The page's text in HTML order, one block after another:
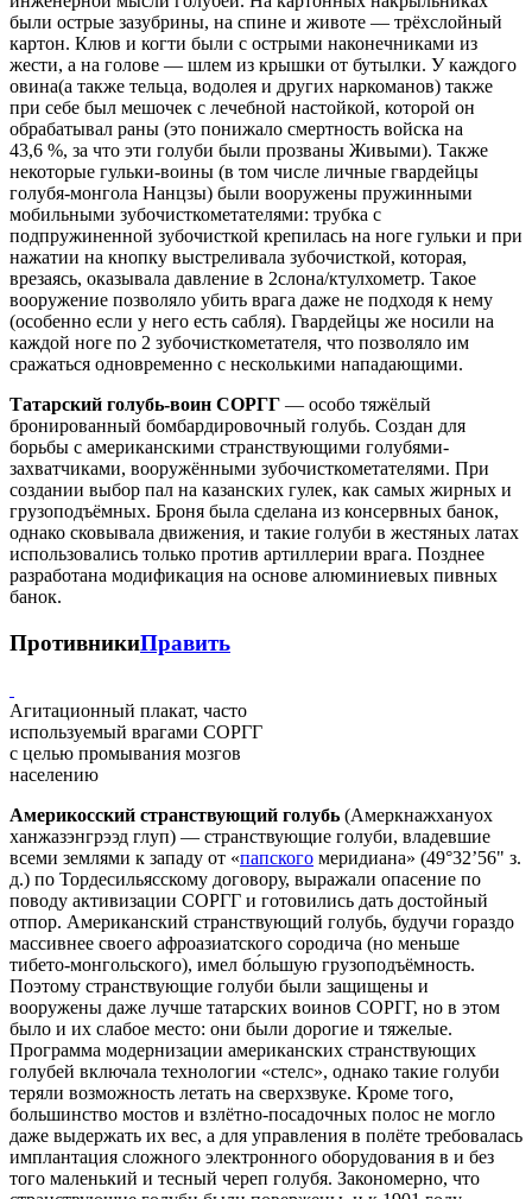
были острые зазубрины, на спине и животе — трёхслойный
картон. Клюв и когти были с острыми наконечниками из
жести, а на голове — шлем из крышки от бутылки. У каждого
овина(а также тельца, водолея и других наркоманов) также
при себе был мешочек с лечебной настойкой, которой он
обрабатывал раны (это понижало смертность войска на
43,6 %, за что эти голуби были прозваны Живыми). Также
некоторые гульки-воины (в том числе личные гвардейцы
голубя-монгола Нанцзы) были вооружены пружинными
мобильными зубочисткометателями: трубка с
подпружиненной зубочисткой крепилась на ноге гульки и при
нажатии на кнопку выстреливала зубочисткой, которая,
врезаясь, оказывала давление в 2слона/ктулхометр. Такое
вооружение позволяло убить врага даже не подходя к нему
(особенно если у него есть сабля). Гвардейцы же носили на
каждой ноге по 2 зубочисткометателя, что позволяло им
сражаться одновременно с несколькими нападающими.
Татарский голубь-воин СОРГГ — особо тяжёлый
бронированный бомбардировочный голубь. Создан для
борьбы с американскими странствующими голубями-
захватчиками, вооружёнными зубочисткометателями. При
создании выбор пал на казанских гулек, как самых жирных и
грузоподъёмных. Броня была сделана из консервных банок,
однако сковывала движения, и такие голуби в жестяных латах
использовались только против артиллерии врага. Позднее
разработана модификация на основе алюминиевых пивных
банок.
ПротивникиПравить
Агитационный плакат, часто
используемый врагами СОРГГ
с целью промывания мозгов
населению
Америкосский странствующий голубь (Амеркнажхануох
ханжазэнгрээд глуп) — странствующие голуби, владевшие
всеми землями к западу от «папского меридиана» (49°32’56" з.
д.) по Тордесильясскому договору, выражали опасение по
поводу активизации СОРГГ и готовились дать достойный
отпор. Американский странствующий голубь, будучи гораздо
массивнее своего афроазиатского сородича (но меньше
тибето-монгольского), имел бо́льшую грузоподъёмность.
Поэтому странствующие голуби были защищены и
вооружены даже лучше татарских воинов СОРГГ, но в этом
было и их слабое место: они были дорогие и тяжелые.
Программа модернизации американских странствующих
голубей включала технологии «стелс», однако такие голуби
теряли возможность летать на сверхзвуке. Кроме того,
большинство мостов и взлётно-посадочных полос не могло
даже выдержать их вес, а для управления в полёте требовалась
имплантация сложного электронного оборудования в и без
того маленький и тесный череп голубя. Закономерно, что